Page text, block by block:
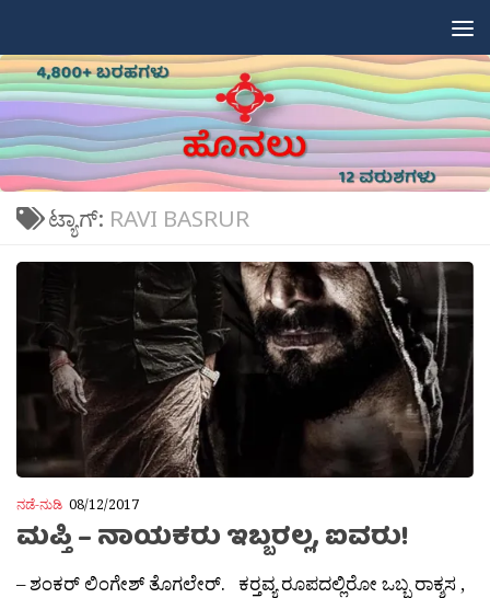
ಟ್ಯಾಗ್: RAVI BASRUR
ನಡೆ-ನುಡಿ 08/12/2017
ಮಪ್ತಿ – ನಾಯಕರು ಇಬ್ಬರಲ್ಲ, ಐವರು!
– ಶಂಕರ್ ಲಿಂಗೇಶ್ ತೊಗಲೇರ್. ಕರ‍್ತವ್ಯ ರೂಪದಲ್ಲಿರೋ ಒಬ್ಬ ರಾಕ್ಶಸ ,